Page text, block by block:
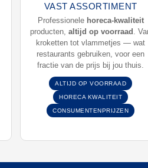
VAST ASSORTIMENT
Professionele horeca-kwaliteit
producten,altijd op voorraad .
kroketten tot vlammetjes — wat
restaurants gebruiken, voor een
fractie van de prijs bij jou thuis.
ALTIJD OP VOORRAAD
HORECA KWALITEIT
CONSUMENTENPRIJZEN